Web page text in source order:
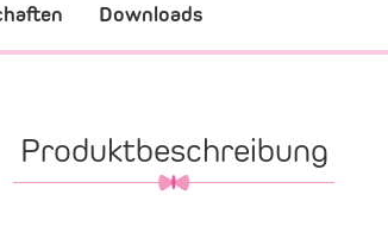
Downloads
Produktbeschreibung